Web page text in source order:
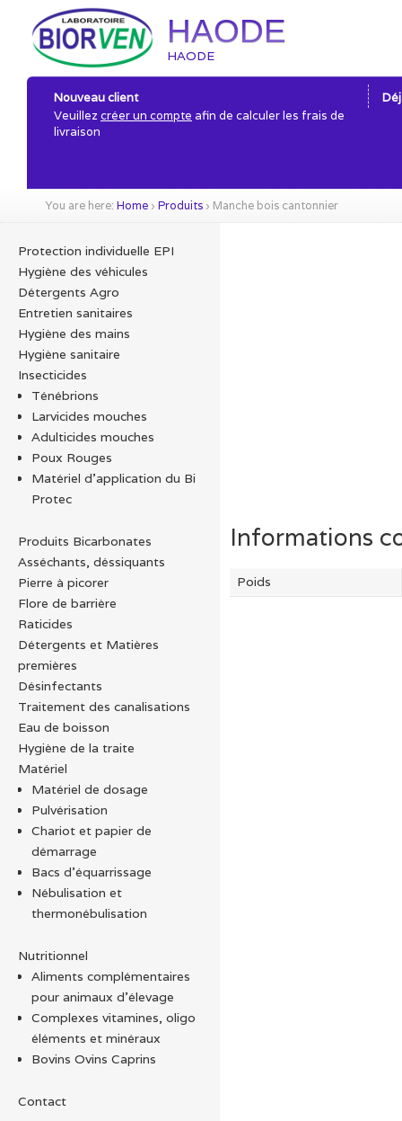
HAODE
HAODE
Nouveau client
Veuillez créer un compte afin de calculer les frais de
livraison
You are here: Home › Produits › Manche bois cantonnier
Informations
Poids
Protection individuelle EPI
Hygiène des véhicules
Détergents Agro
Entretien sanitaires
Hygiène des mains
Hygiène sanitaire
Insecticides
Ténébrions
Larvicides mouches
Adulticides mouches
Poux Rouges
Matériel d’application du Bi
Protec
Produits Bicarbonates
Asséchants, déssiquants
Pierre à picorer
Flore de barrière
Raticides
Détergents et Matières
premières
Désinfectants
Traitement des canalisations
Eau de boisson
Hygiène de la traite
Matériel
Matériel de dosage
Pulvérisation
Chariot et papier de
démarrage
Bacs d'équarrissage
Nébulisation et
thermonébulisation
Nutritionnel
Aliments complémentaires
pour animaux d'élevage
Complexes vitamines, oligo
éléments et minéraux
Bovins Ovins Caprins
Contact